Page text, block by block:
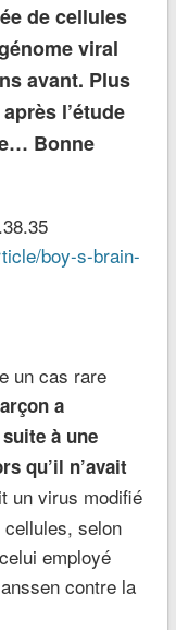
de cellules
viral
avant. Plus
l’étude
Bonne
boy-s-brain-
un cas rare
a
à une
qu’il n’avait
un virus modifié
selon
employé
contre la